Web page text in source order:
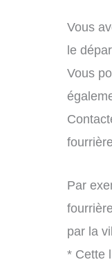
Vous
le
Vous
Par
par la
* Cette